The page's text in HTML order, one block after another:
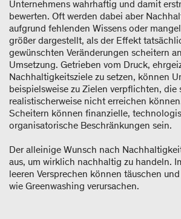
Unternehmens wahrhaftig und damit
bewerten. Oft werden dabei aber
aufgrund fehlenden Wissens oder
größer dargestellt, als der Effekt
gewünschten Veränderungen scheitern
Umsetzung. Getrieben vom Druck,
Nachhaltigkeitsziele zu setzen, können
beispielsweise zu Zielen verpflichten, die
realistischerweise nicht erreichen
Scheitern können finanzielle,
organisatorische Beschränkungen sein.
Der alleinige Wunsch nach
aus, um wirklich nachhaltig zu handeln.
leeren Versprechen können täuschen
wie Greenwashing verursachen.